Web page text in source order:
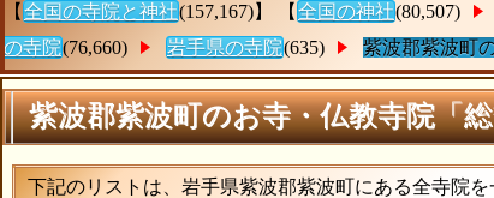
【 全国の寺院と神社(157,167)】 【 全国の神社(80,507)
の寺院(76,660) 岩手県の寺院(635) 紫波郡紫波町
紫波郡紫波町のお寺・仏教寺院「
下記のリストは、岩手県紫波郡紫波町にある全寺院